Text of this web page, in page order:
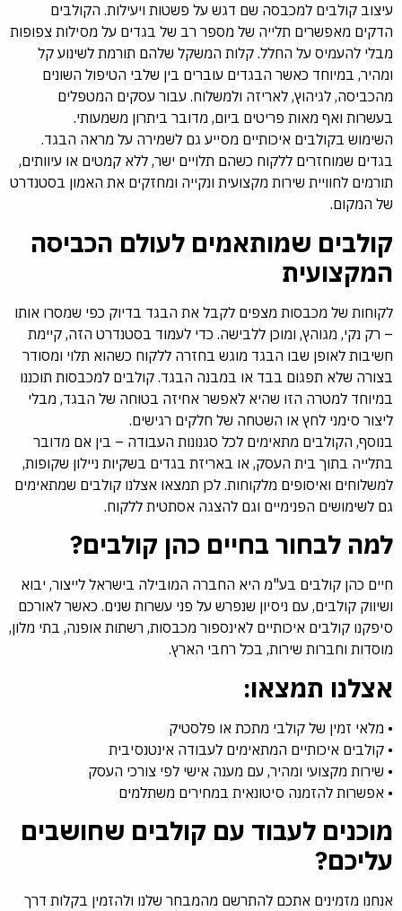
עיצוב קולבים למכבסה שם דגש על פשטות ויעילות. הקולבים
הדקים מאפשרים תלייה של מספר רב של בגדים על מסילות צפופות
מבלי להעמיס על החלל. קלות המשקל שלהם תורמת לשינוע קל
ומהיר, במיוחד כאשר הבגדים עוברים בין שלבי הטיפול השונים
מהכביסה, לגיהוץ, לאריזה ולמשלוח. עבור עסקים המטפלים
בעשרות ואף מאות פריטים ביום, מדובר ביתרון משמעותי.
השימוש בקולבים איכותיים מסייע גם לשמירה על מראה הבגד.
בגדים שמוחזרים ללקוח כשהם תלויים ישר, ללא קמטים או עיוותים,
תורמים לחוויית שירות מקצועית ונקייה ומחזקים את האמון בסטנדרט
של המקום.
קולבים שמותאמים לעולם הכביסה
המקצועית
לקוחות של מכבסות מצפים לקבל את הבגד בדיוק כפי שמסרו אותו
– רק נקי, מגוהץ, ומוכן ללבישה. כדי לעמוד בסטנדרט הזה, קיימת
חשיבות לאופן שבו הבגד מוגש בחזרה ללקוח כשהוא תלוי ומסודר
בצורה שלא תפגום בבד או במבנה הבגד. קולבים למכבסות תוכננו
במיוחד למטרה הזו שהיא לאפשר אחיזה בטוחה של הבגד, מבלי
ליצור סימני לחץ או השטחה של חלקים רגישים.
בנוסף, הקולבים מתאימים לכל סגנונות העבודה – בין אם מדובר
בתלייה בתוך בית העסק, או באריזת בגדים בשקיות ניילון שקופות,
למשלוחים ואיסופים מלקוחות. לכן תמצאו אצלנו קולבים שמתאימים
גם לשימושים הפנימיים וגם להצגה אסתטית ללקוח.
למה לבחור בחיים כהן קולבים?
חיים כהן קולבים בע"מ היא החברה המובילה בישראל לייצור, יבוא
ושיווק קולבים, עם ניסיון שנפרש על פני עשרות שנים. כאשר לאורכם
סיפקנו קולבים איכותיים לאינספור מכבסות, רשתות אופנה, בתי מלון,
מוסדות וחברות שירות, בכל רחבי הארץ.
אצלנו תמצאו:
• מלאי זמין של קולבי מתכת או פלסטיק
• קולבים איכותיים המתאימים לעבודה אינטנסיבית
• שירות מקצועי ומהיר, עם מענה אישי לפי צורכי העסק
• אפשרות להזמנה סיטונאית במחירים משתלמים
מוכנים לעבוד עם קולבים שחושבים
עליכם?
אנחנו מזמינים אתכם להתרשם מהמבחר שלנו ולהזמין בקלות דרך